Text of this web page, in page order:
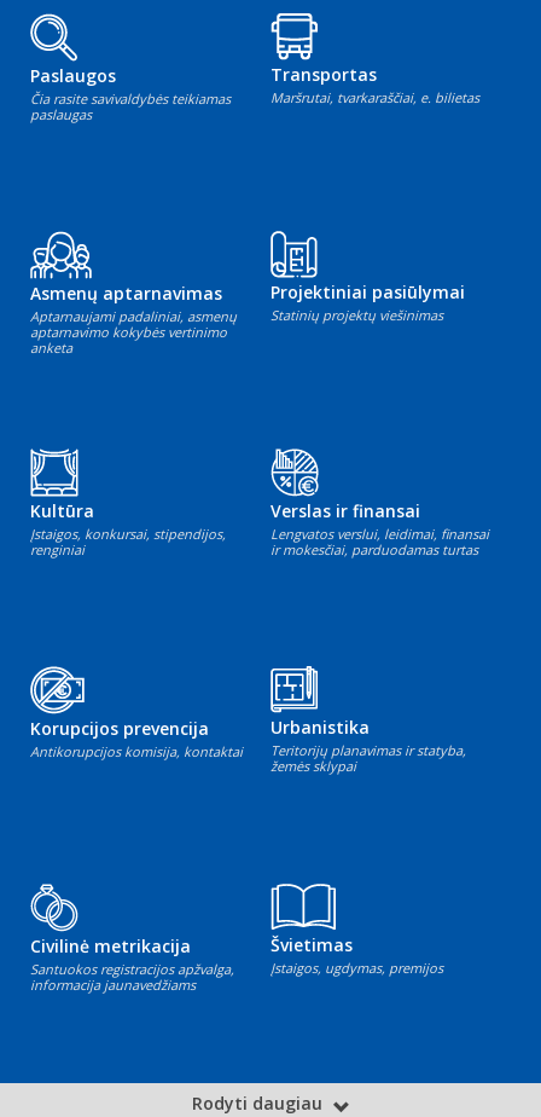
Paslaugos
Čia rasite savivaldybės teikiamas
paslaugas
Transportas
Maršrutai, tvarkaraščiai, e. bilietas
Asmenų aptarnavimas
Aptarnaujami padaliniai, asmenų
aptarnavimo kokybės vertinimo
anketa
Projektiniai pasiūlymai
Statinių projektų viešinimas
Kultūra
Įstaigos, konkursai, stipendijos,
renginiai
Verslas ir finansai
Lengvatos verslui, leidimai, finansai
ir mokesčiai, parduodamas turtas
Korupcijos prevencija
Antikorupcijos komisija, kontaktai
Urbanistika
Teritorijų planavimas ir statyba,
žemės sklypai
Civilinė metrikacija
Santuokos registracijos apžvalga,
informacija jaunavedžiams
Švietimas
Įstaigos, ugdymas, premijos
Rodyti daugiau